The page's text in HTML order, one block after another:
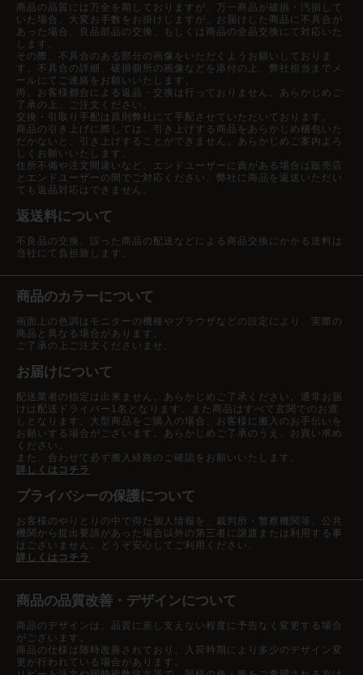
商品の品質には万全を期しておりますが、万一商品が破損・汚損して
いた場合、大変お手数をお掛けしますが、お届けした商品に不具合が
あった場合、良品部品の交換、もしくは商品の全品交換にて対応いた
します。
その際、不具合のある部分の画像をいただくようお願いしておりま
す。不具合の詳細、破損個所の画像などを添付の上、弊社担当までメ
ールにてご連絡をお願いいたします。
尚、お客様都合による返品・交換は行っておりません。あらかじめご
了承の上、ご注文ください。
交換・引取り手配は原則弊社にて手配させていただいております。
商品の引き上げに際しては、引き上げする商品をあらかじめ梱包いた
だかないと、引き上げすることができません。あらかじめご案内よろ
しくお願いいたします。
住所不備や注文間違いなど、エンドユーザーに責がある場合は販売店
とエンドユーザーの間でご対応ください。弊社に商品を返送いただい
ても返品対応はできません。
返送料について
不良品の交換、誤った商品の配送などによる商品交換にかかる送料は
当社にて負担致します。
商品のカラーについて
画面上の色調はモニターの機種やブラウザなどの設定により、実際の
商品と異なる場合があります。
ご了承の上ご注文くださいませ。
お届けについて
配送業者の指定は出来ません。あらかじめご了承ください。通常お届
けは配送ドライバー1名となります。また商品はすべて玄関でのお渡
しとなります。大型商品をご購入の場合、お客様に搬入のお手伝いを
お願いする場合がございます。あらかじめご了承のうえ、お買い求め
ください。
また、合わせて必ず搬入経路のご確認をお願いいたします。
詳しくはコチラ
プライバシーの保護について
お客様のやりとりの中で得た個人情報を、裁判所・警察機関等、公共
機関から提出要請があった場合以外の第三者に譲渡または利用する事
はございません。どうぞ安心してご利用ください。
詳しくはコチラ
商品の品質改善・デザインについて
商品のデザインは、品質に差し支えない程度に予告なく変更する場合
がございます。
商品の仕様は随時改善されており、入荷時期により多少のデザイン変
更が行われている場合があります。